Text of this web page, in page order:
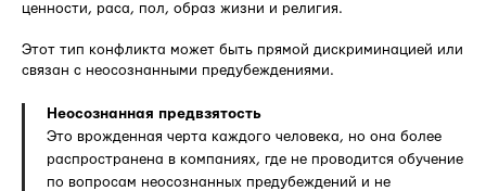
ценности, раса, пол, образ жизни и религия.
Этот тип конфликта может быть прямой дискриминацией или
связан с неосознанными предубеждениями.
Неосознанная предвзятость
Это врожденная черта каждого человека, но она более
распространена в компаниях, где не проводится обучение
по вопросам неосознанных предубеждений и не